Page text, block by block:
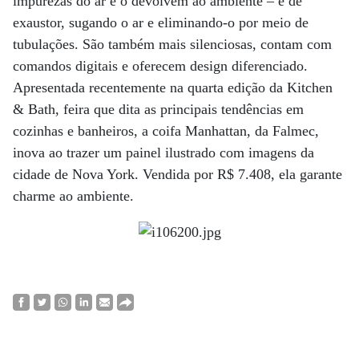
exaustor, sugando o ar e eliminando-o por meio de
tubulações. São também mais silenciosas, contam com
comandos digitais e oferecem design diferenciado.
Apresentada recentemente na quarta edição da Kitchen
& Bath, feira que dita as principais tendências em
cozinhas e banheiros, a coifa Manhattan, da Falmec,
inova ao trazer um painel ilustrado com imagens da
cidade de Nova York. Vendida por R$ 7.408, ela garante
charme ao ambiente.